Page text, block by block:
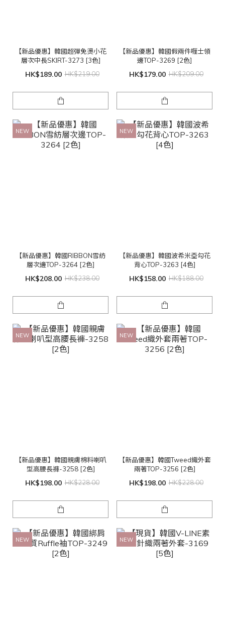
【新品優惠】韓國超彈免燙小花
層次中長SKIRT-3273 [3色]
HK$189.00 HK$219.00
【新品優惠】韓國假兩件喱士領
邊TOP-3269 [2色]
HK$179.00 HK$209.00
NEW
【新品優惠】韓國RIBBON雪紡
層次邊TOP-3264 [2色]
HK$208.00 HK$238.00
NEW
【新品優惠】韓國波希米亞勾花
背心TOP-3263 [4色]
HK$158.00 HK$188.00
NEW
【新品優惠】韓國親膚棉料喇叭
型高腰長褲-3258 [2色]
HK$198.00 HK$228.00
NEW
【新品優惠】韓國Tweed織外套
兩著TOP-3256 [2色]
HK$198.00 HK$228.00
NEW NEW